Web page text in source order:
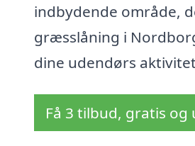
indbydende område,
græsslåning i
dine udendørs
Få 3 tilbud, gratis